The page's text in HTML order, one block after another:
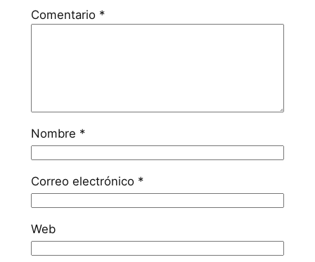
Comentario *
Nombre *
Correo electrónico *
Web